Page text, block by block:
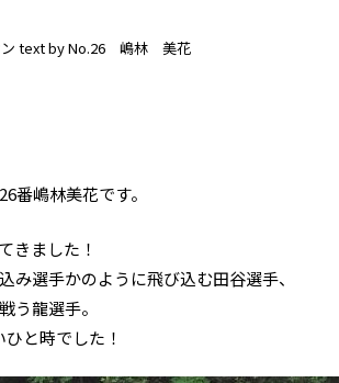
text by No.26 嶋林 美花
番嶋林美花です。
きました！
選手かのように飛び込む田谷選手、
う龍選手。
と時でした！